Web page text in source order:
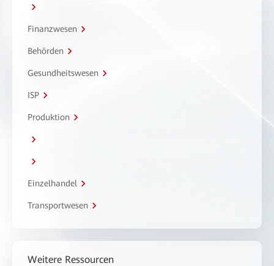
Finanzwesen
Behörden
Gesundheitswesen
ISP
Produktion
Einzelhandel
Transportwesen
Weitere Ressourcen